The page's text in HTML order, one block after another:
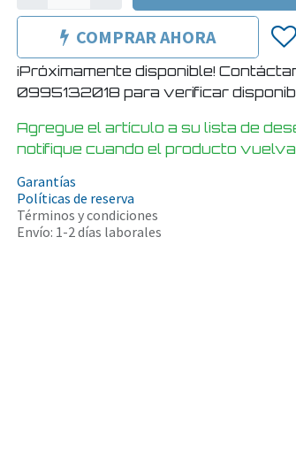
COMPRAR AHORA
¡Próximamente disponible!
0995132018 para verificar
Agregue el artículo a su lista de
notifique cuando el producto
Garantías
Políticas de reserva
Términos y condiciones
Envío: 1-2 días laborales